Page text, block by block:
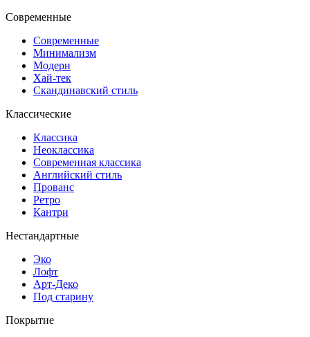
Современные
Современные
Минимализм
Модерн
Хай-тек
Скандинавский стиль
Классические
Классика
Неоклассика
Современная классика
Английский стиль
Прованс
Ретро
Кантри
Нестандартные
Эко
Лофт
Арт-Деко
Под старину
Покрытие